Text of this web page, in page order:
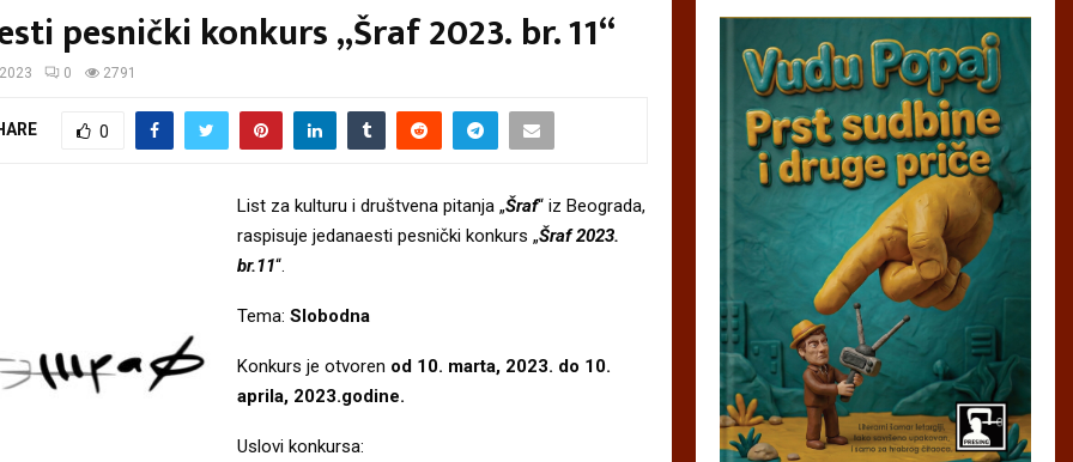
pesnički konkurs „Šraf 2023. br. 11“
0 2791
0
List za kulturu i društvena pitanja „Šraf“ iz Beograda,
raspisuje jedanaesti pesnički konkurs „Šraf 2023.
br.11“.
Tema: Slobodna
Konkurs je otvoren od 10. marta, 2023. do 10.
aprila, 2023.godine.
Uslovi konkursa: